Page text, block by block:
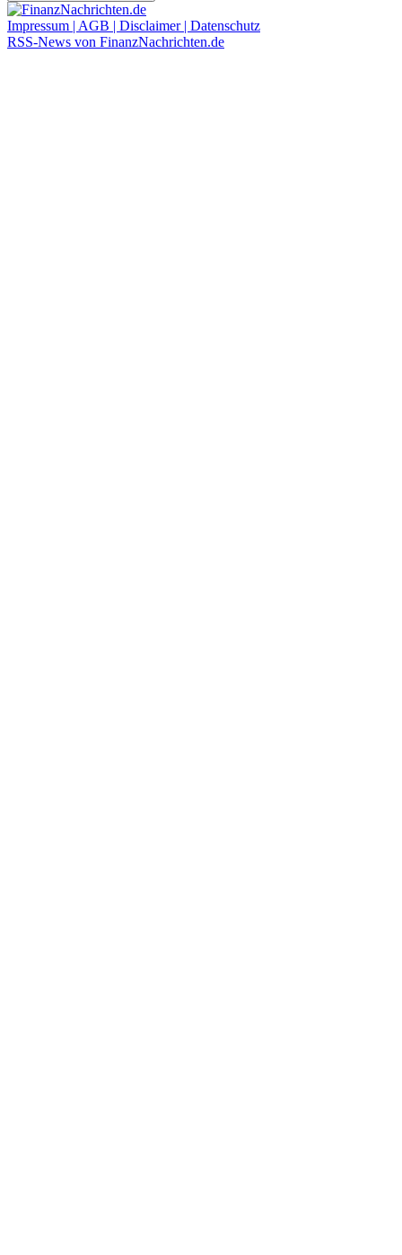
Impressum | AGB | Disclaimer | Datenschutz
RSS-News von FinanzNachrichten.de